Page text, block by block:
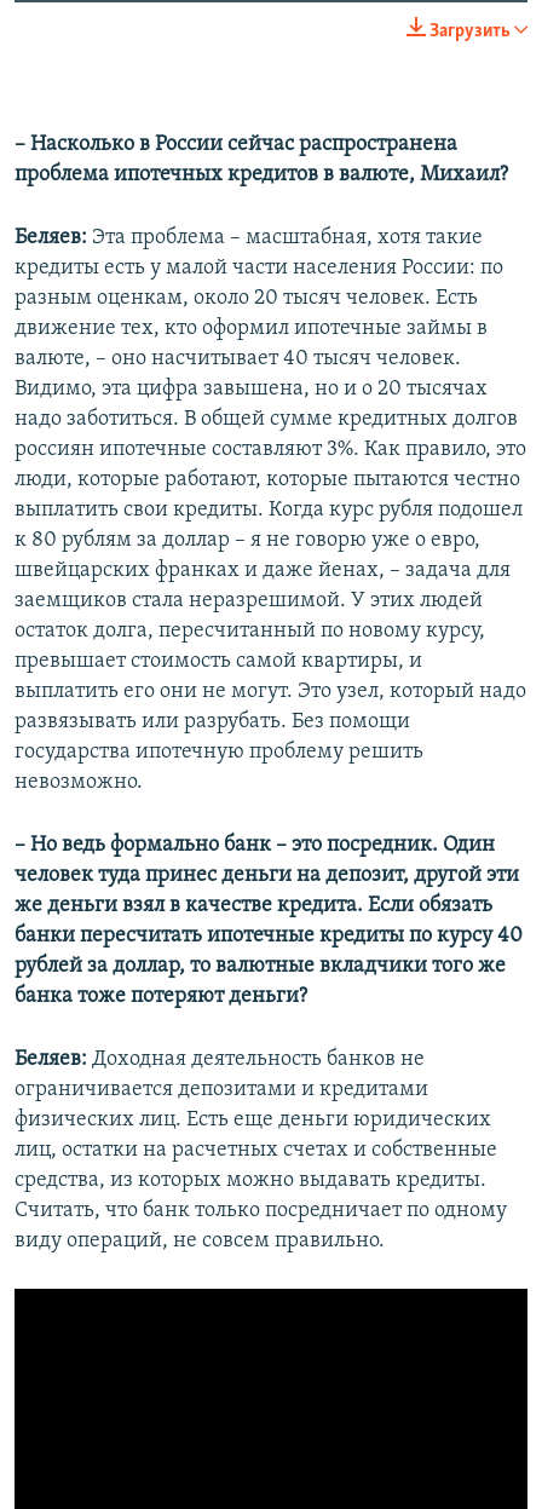
Загрузить
– Насколько в России сейчас распространена
проблема ипотечных кредитов в валюте, Михаил?
Беляев: Эта проблема – масштабная, хотя такие
кредиты есть у малой части населения России: по
разным оценкам, около 20 тысяч человек. Есть
движение тех, кто оформил ипотечные займы в
валюте, – оно насчитывает 40 тысяч человек.
Видимо, эта цифра завышена, но и о 20 тысячах
надо заботиться. В общей сумме кредитных долгов
россиян ипотечные составляют 3%. Как правило, это
люди, которые работают, которые пытаются честно
выплатить свои кредиты. Когда курс рубля подошел
к 80 рублям за доллар – я не говорю уже о евро,
швейцарских франках и даже йенах, – задача для
заемщиков стала неразрешимой. У этих людей
остаток долга, пересчитанный по новому курсу,
превышает стоимость самой квартиры, и
выплатить его они не могут. Это узел, который надо
развязывать или разрубать. Без помощи
государства ипотечную проблему решить
невозможно.
– Но ведь формально банк – это посредник. Один
человек туда принес деньги на депозит, другой эти
же деньги взял в качестве кредита. Если обязать
банки пересчитать ипотечные кредиты по курсу 40
рублей за доллар, то валютные вкладчики того же
банка тоже потеряют деньги?
Беляев: Доходная деятельность банков не
ограничивается депозитами и кредитами
физических лиц. Есть еще деньги юридических
лиц, остатки на расчетных счетах и собственные
средства, из которых можно выдавать кредиты.
Считать, что банк только посредничает по одному
виду операций, не совсем правильно.